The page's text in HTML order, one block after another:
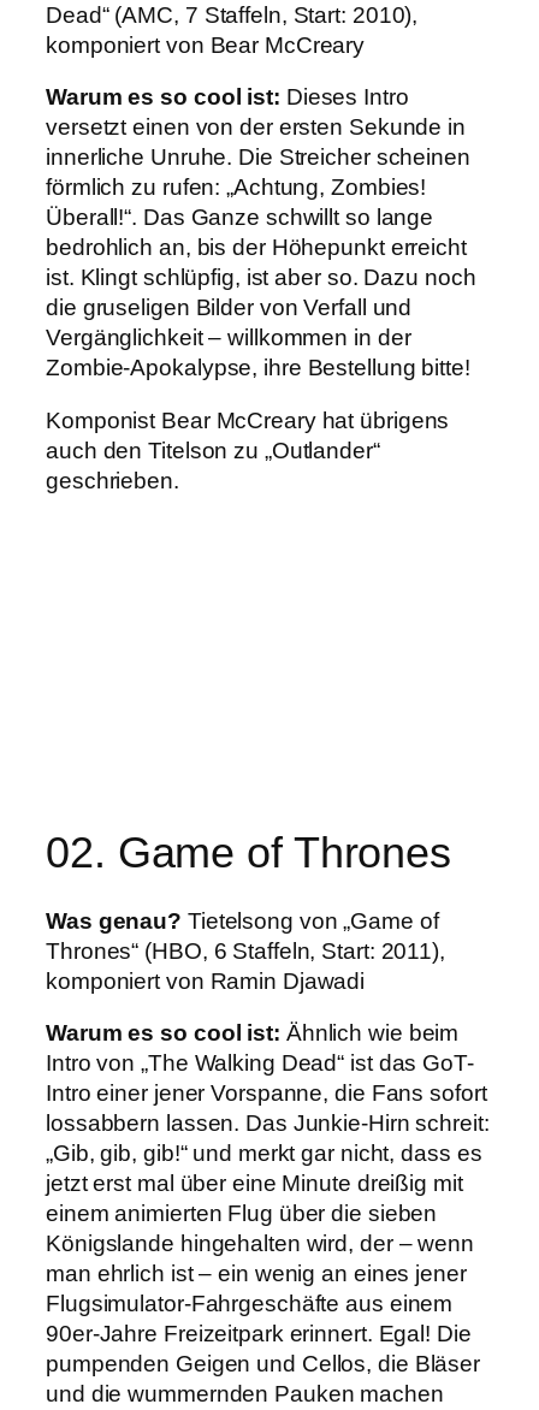
Dead“ (AMC, 7 Staffeln, Start: 2010),
komponiert von Bear McCreary
Warum es so cool ist: Dieses Intro
versetzt einen von der ersten Sekunde in
innerliche Unruhe. Die Streicher scheinen
förmlich zu rufen: „Achtung, Zombies!
Überall!“. Das Ganze schwillt so lange
bedrohlich an, bis der Höhepunkt erreicht
ist. Klingt schlüpfig, ist aber so. Dazu noch
die gruseligen Bilder von Verfall und
Vergänglichkeit – willkommen in der
Zombie-Apokalypse, ihre Bestellung bitte!
Komponist Bear McCreary hat übrigens
auch den Titelson zu „Outlander“
geschrieben.
02. Game of Thrones
Was genau? Tietelsong von „Game of
Thrones“ (HBO, 6 Staffeln, Start: 2011),
komponiert von Ramin Djawadi
Warum es so cool ist: Ähnlich wie beim
Intro von „The Walking Dead“ ist das GoT-
Intro einer jener Vorspanne, die Fans sofort
lossabbern lassen. Das Junkie-Hirn schreit:
„Gib, gib, gib!“ und merkt gar nicht, dass es
jetzt erst mal über eine Minute dreißig mit
einem animierten Flug über die sieben
Königslande hingehalten wird, der – wenn
man ehrlich ist – ein wenig an eines jener
Flugsimulator-Fahrgeschäfte aus einem
90er-Jahre Freizeitpark erinnert. Egal! Die
pumpenden Geigen und Cellos, die Bläser
und die wummernden Pauken machen